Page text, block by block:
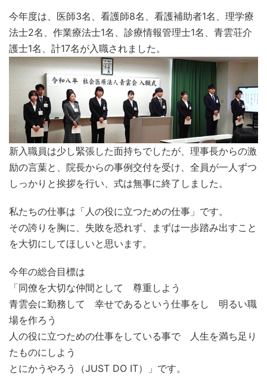
今年度は、医師3名、看護師8名、看護補助者1名、理学療
法士2名、作業療法士1名、診療情報管理士1名、青雲荘介
護士1名、計17名が入職されました。
新入職員は少し緊張した面持ちでしたが、理事長からの激
励の言葉と、院長からの事例交付を受け、全員が一人ずつ
しっかりと挨拶を行い、式は無事に終了しました。
私たちの仕事は「人の役に立つための仕事」です。
その誇りを胸に、失敗を恐れず、まずは一歩踏み出すこと
を大切にしてほしいと思います。
今年の総合目標は
「同僚を大切な仲間として 尊重しよう
青雲会に勤務して 幸せであるという仕事をし 明るい職
場を作ろう
人の役に立つための仕事をしている事で 人生を満ち足り
たものにしよう
とにかうやろう（JUST DO IT）」です。